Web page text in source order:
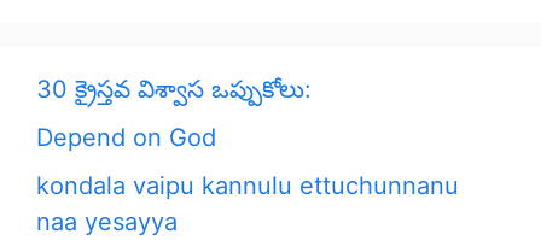
30 క్రైస్తవ విశ్వాస ఒప్పుకోలు:
Depend on God
kondala vaipu kannulu ettuchunnanu
naa yesayya